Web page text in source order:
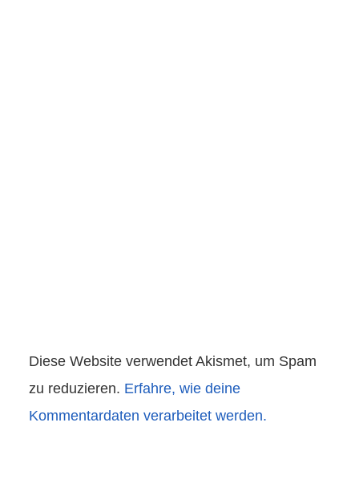
Diese Website verwendet Akismet, um Spam
zu reduzieren. Erfahre, wie deine
Kommentardaten verarbeitet werden.